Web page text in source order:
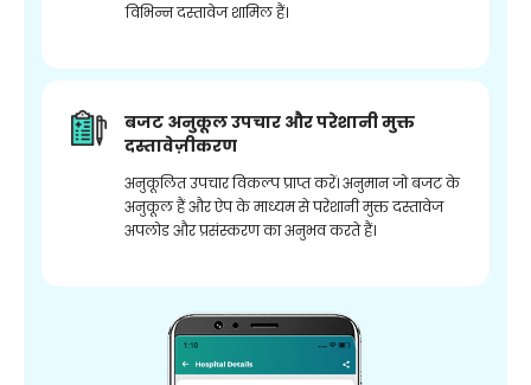
विभिन्न दस्तावेज शामिल हैं।
बजट अनुकूल उपचार और परेशानी मुक्त
दस्तावेज़ीकरण
अनुकूलित उपचार विकल्प प्राप्त करें। अनुमान जो बजट के
अनुकूल हैं और ऐप के माध्यम से परेशानी मुक्त दस्तावेज
अपलोड और प्रसंस्करण का अनुभव करते हैं।